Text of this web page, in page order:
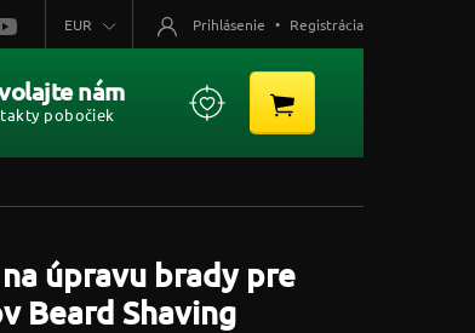
úpravu brady pre
Beard Shaving
EUR Prihlásenie • Registrácia
nám
pobočiek